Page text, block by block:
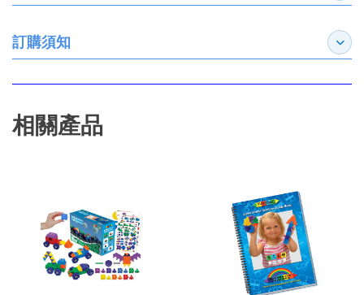
訂購須知 展開
相關產品